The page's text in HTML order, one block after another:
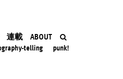
連載 ABOUT
telling punk!